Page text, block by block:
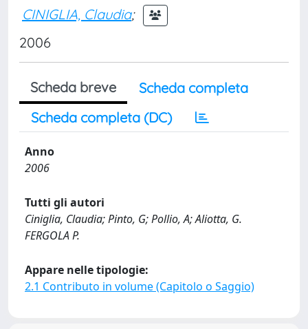
CINIGLIA, Claudia;
2006
Scheda breve
Scheda completa
Scheda completa (DC)
Anno
2006
Tutti gli autori
Ciniglia, Claudia; Pinto, G; Pollio, A; Aliotta, G.
FERGOLA P.
Appare nelle tipologie:
2.1 Contributo in volume (Capitolo o Saggio)